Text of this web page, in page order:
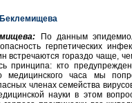
По данным
герпетических
встречаются гораздо чаще,
принципа: кто
медицинского часа мы
членах семейства
науки в этом